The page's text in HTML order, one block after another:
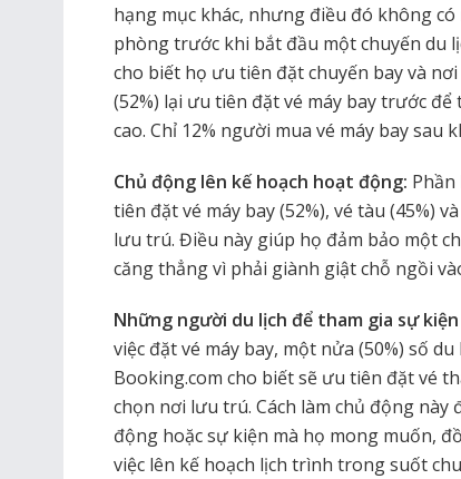
hạng mục khác, nhưng điều đó không
phòng trước khi bắt đầu một chuyến du
cho biết họ ưu tiên đặt chuyến bay và
(52%) lại ưu tiên đặt vé máy bay trước
cao. Chỉ 12% người mua vé máy bay sau
Chủ động lên kế hoạch hoạt động:
tiên đặt vé máy bay (52%), vé tàu (45%)
lưu trú. Điều này giúp họ đảm bảo một
căng thẳng vì phải giành giật chỗ ngồi
Những người du lịch để tham gia sự
việc đặt vé máy bay, một nửa (50%) số
Booking.com cho biết sẽ ưu tiên đặt vé
chọn nơi lưu trú. Cách làm chủ động
động hoặc sự kiện mà họ mong muốn,
việc lên kế hoạch lịch trình trong suốt